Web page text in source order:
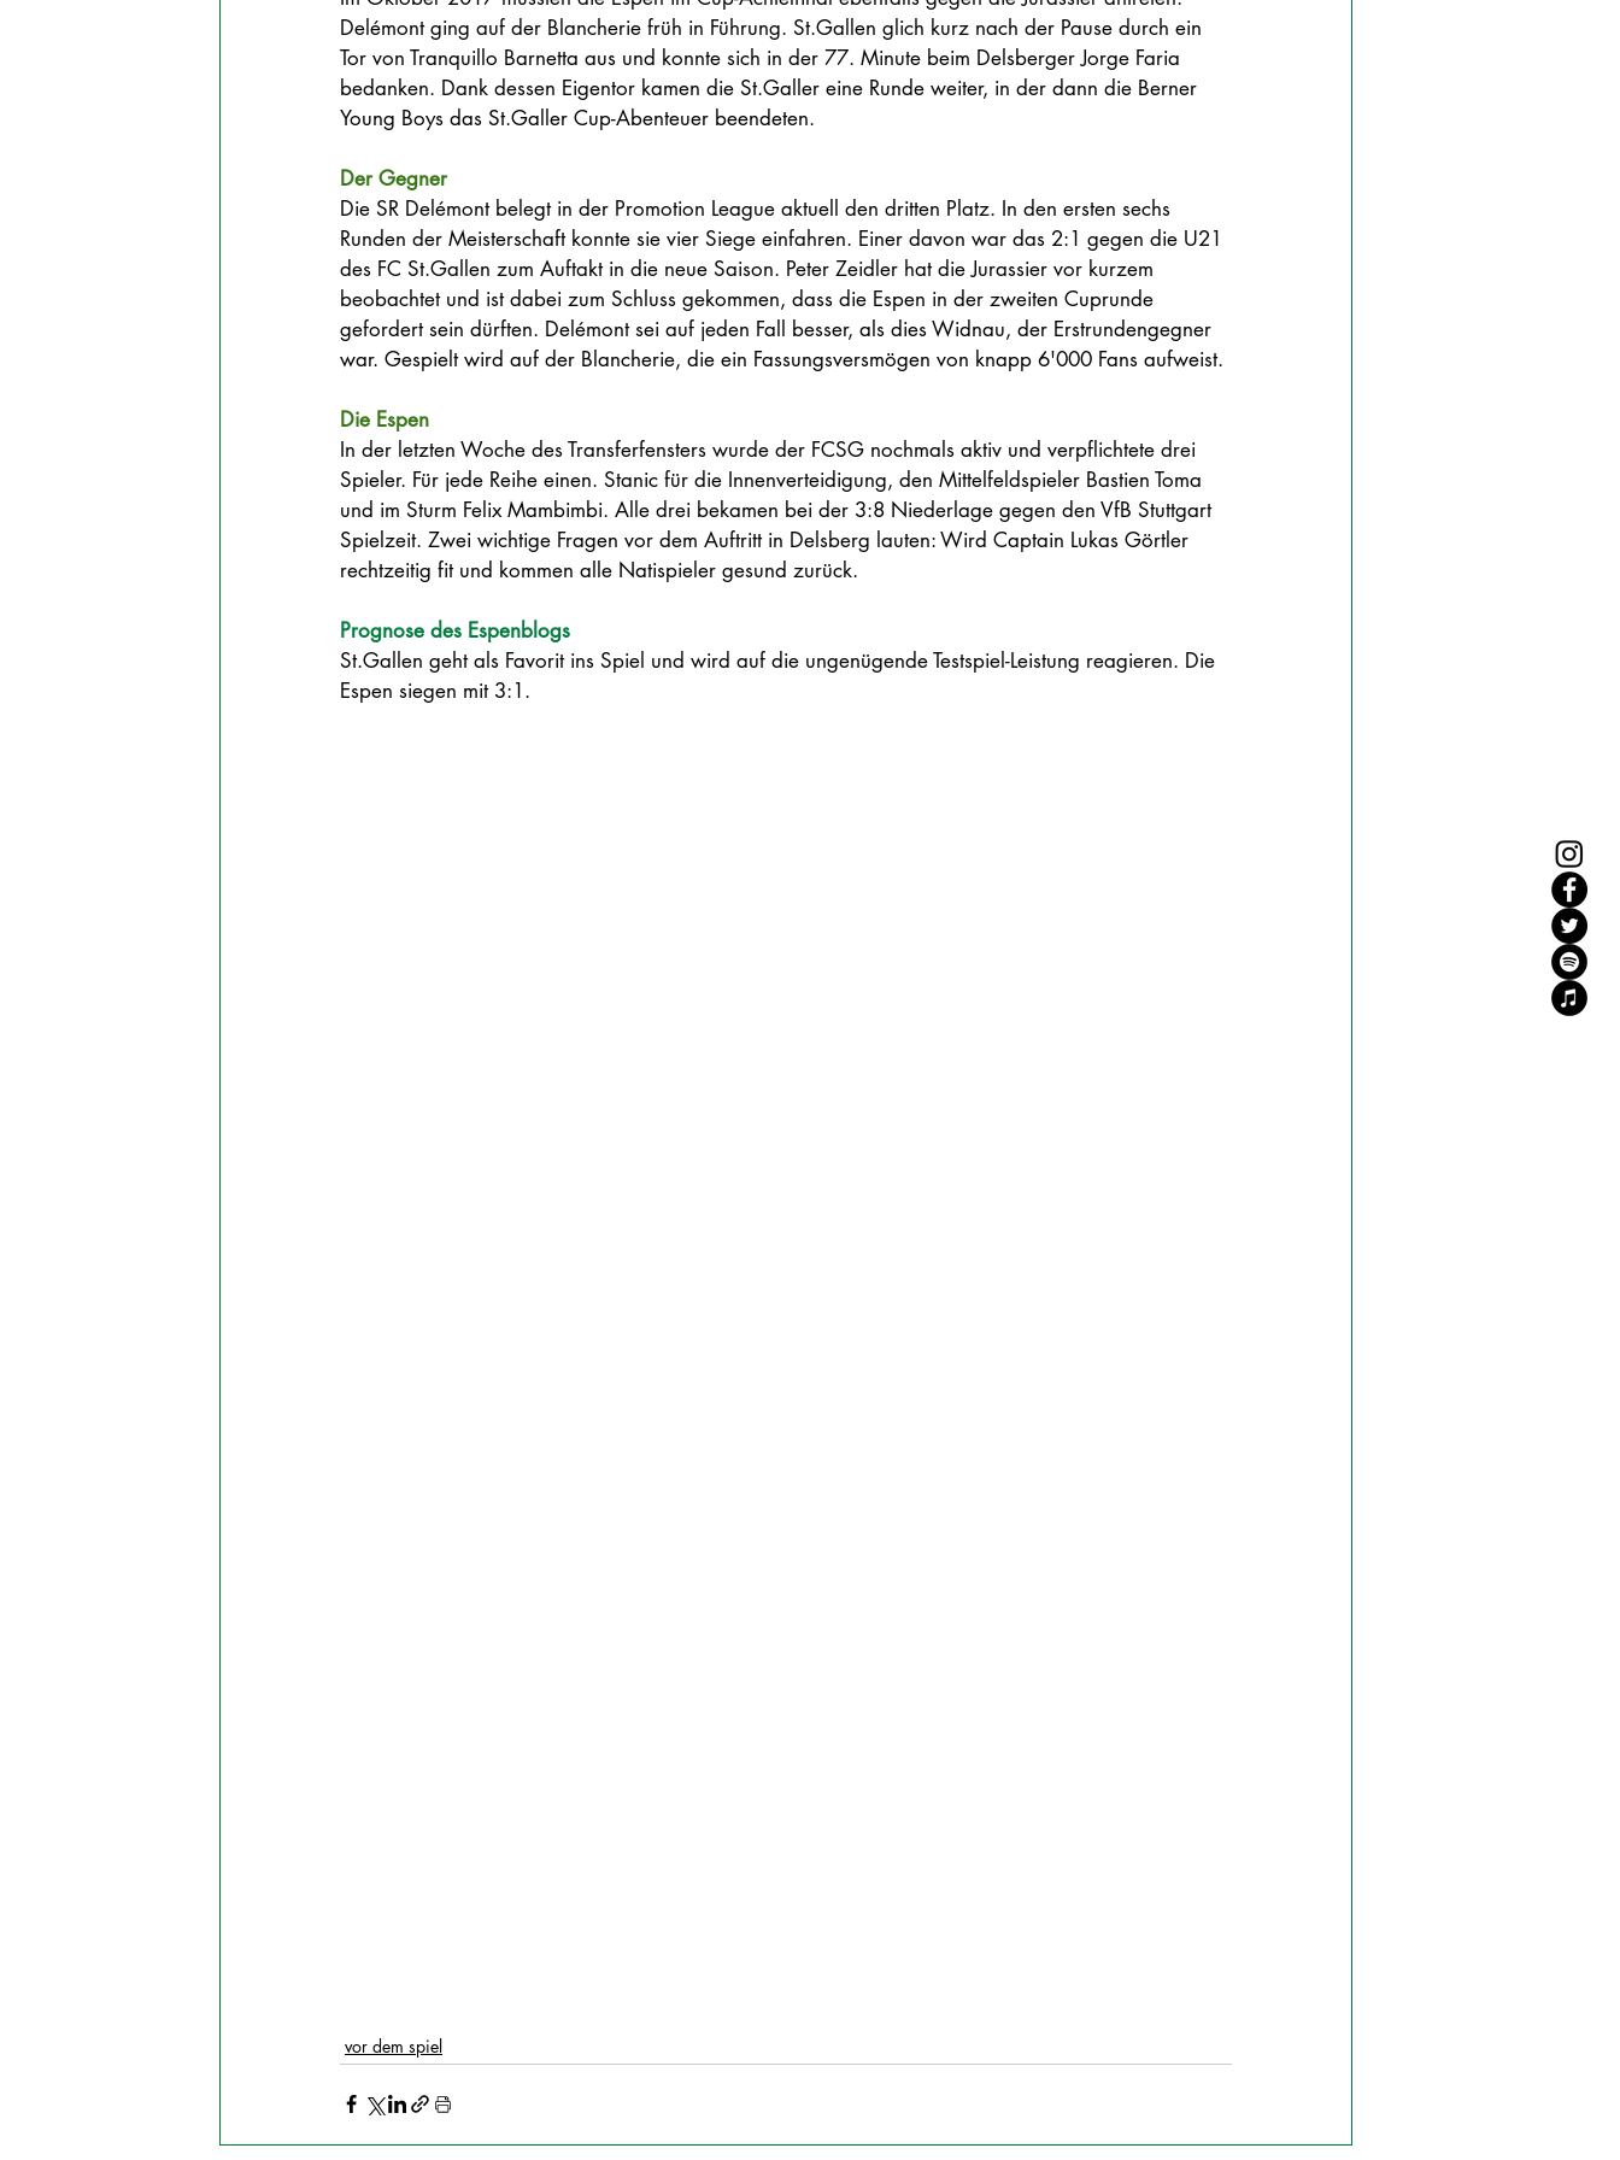
Delémont ging auf der Blancherie früh in Führung. St.Gallen glich kurz nach der Pause durch ein
Tor von Tranquillo Barnetta aus und konnte sich in der 77. Minute beim Delsberger Jorge Faria
bedanken. Dank dessen Eigentor kamen die St.Galler eine Runde weiter, in der dann die Berner
Young Boys das St.Galler Cup-Abenteuer beendeten.
Der Gegner
Die SR Delémont belegt in der Promotion League aktuell den dritten Platz. In den ersten sechs
Runden der Meisterschaft konnte sie vier Siege einfahren. Einer davon war das 2:1 gegen die U21
des FC St.Gallen zum Auftakt in die neue Saison. Peter Zeidler hat die Jurassier vor kurzem
beobachtet und ist dabei zum Schluss gekommen, dass die Espen in der zweiten Cuprunde
gefordert sein dürften. Delémont sei auf jeden Fall besser, als dies Widnau, der Erstrundengegner
war. Gespielt wird auf der Blancherie, die ein Fassungsversmögen von knapp 6'000 Fans aufweist.
Die Espen
In der letzten Woche des Transferfensters wurde der FCSG nochmals aktiv und verpflichtete drei
Spieler. Für jede Reihe einen. Stanic für die Innenverteidigung, den Mittelfeldspieler Bastien Toma
und im Sturm Felix Mambimbi. Alle drei bekamen bei der 3:8 Niederlage gegen den VfB Stuttgart
Spielzeit. Zwei wichtige Fragen vor dem Auftritt in Delsberg lauten: Wird Captain Lukas Görtler
rechtzeitig fit und kommen alle Natispieler gesund zurück.
Prognose des Espenblogs
St.Gallen geht als Favorit ins Spiel und wird auf die ungenügende Testspiel-Leistung reagieren. Die
Espen siegen mit 3:1.
vor dem spiel